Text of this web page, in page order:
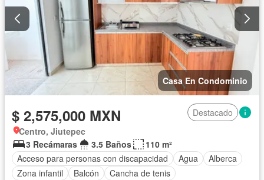
Casa En Condominio
$ 2,575,000 MXN
Destacado
Centro, Jiutepec
3 Recámaras
3.5 Baños
110 m²
Acceso para personas con discapacidad
Agua
Alberca
Zona infantil
Balcón
Cancha de tenis